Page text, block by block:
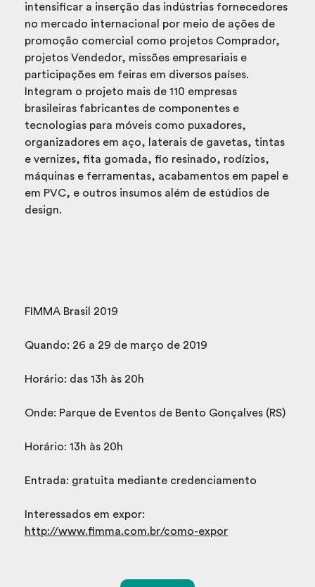
intensificar a inserção das indústrias fornecedores
no mercado internacional por meio de ações de
promoção comercial como projetos Comprador,
projetos Vendedor, missões empresariais e
participações em feiras em diversos países.
Integram o projeto mais de 110 empresas
brasileiras fabricantes de componentes e
tecnologias para móveis como puxadores,
organizadores em aço, laterais de gavetas, tintas
e vernizes, fita gomada, fio resinado, rodízios,
máquinas e ferramentas, acabamentos em papel e
em PVC, e outros insumos além de estúdios de
design.
FIMMA Brasil 2019
Quando: 26 a 29 de março de 2019
Horário: das 13h às 20h
Onde: Parque de Eventos de Bento Gonçalves (RS)
Horário: 13h às 20h
Entrada: gratuita mediante credenciamento
Interessados em expor:
http://www.fimma.com.br/como-expor